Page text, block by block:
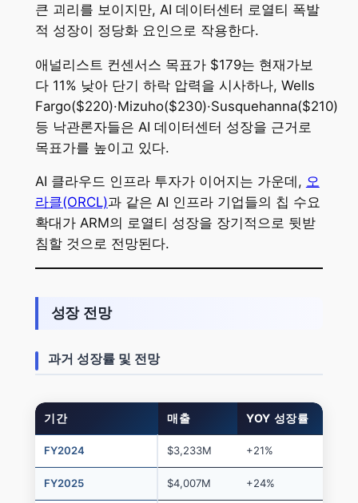
큰 괴리를 보이지만, AI 데이터센터 로열티 폭발
적 성장이 정당화 요인으로 작용한다.
애널리스트 컨센서스 목표가 $179는 현재가보
다 11% 낮아 단기 하락 압력을 시사하나, Wells
Fargo($220)·Mizuho($230)·Susquehanna($210)
등 낙관론자들은 AI 데이터센터 성장을 근거로
목표가를 높이고 있다.
AI 클라우드 인프라 투자가 이어지는 가운데, 오
라클(ORCL)과 같은 AI 인프라 기업들의 칩 수요
확대가 ARM의 로열티 성장을 장기적으로 뒷받
침할 것으로 전망된다.
성장 전망
과거 성장률 및 전망
기간 매출 YOY 성장률
FY2024 $3,233M +21%
FY2025 $4,007M +24%